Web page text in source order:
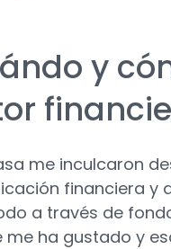
y
me inculcaron
financiera y
a través de
me ha gustado y